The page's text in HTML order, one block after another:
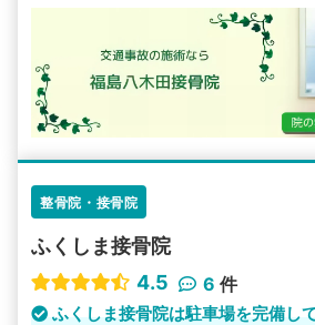
整骨院・接骨院
ふくしま接骨院
4.5
6 件
ふくしま接骨院は駐車場を完備し